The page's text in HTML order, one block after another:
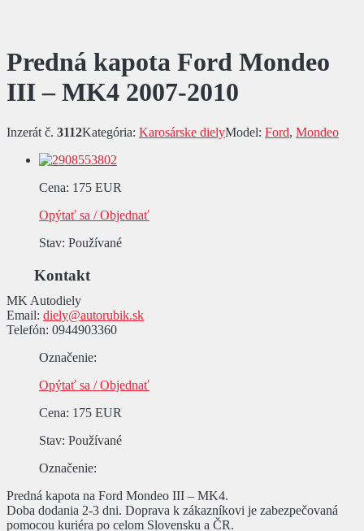
Predná kapota Ford Mondeo
III – MK4 2007-2010
Inzerát č. 3112Kategória: Karosárske dielyModel: Ford, Mondeo
Cena: 175 EUR
Opýtať sa / Objednať
Stav: Používané
Kontakt
MK Autodiely
Email: diely@autorubik.sk
Telefón: 0944903360
Označenie:
Opýtať sa / Objednať
Cena: 175 EUR
Stav: Používané
Označenie:
Predná kapota na Ford Mondeo III – MK4.
Doba dodania 2-3 dni. Doprava k zákazníkovi je zabezpečovaná
pomocou kuriéra po celom Slovensku a ČR.